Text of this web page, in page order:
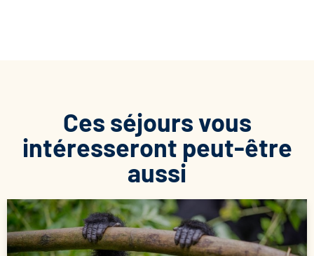
Ces séjours vous
intéresseront peut-être
aussi